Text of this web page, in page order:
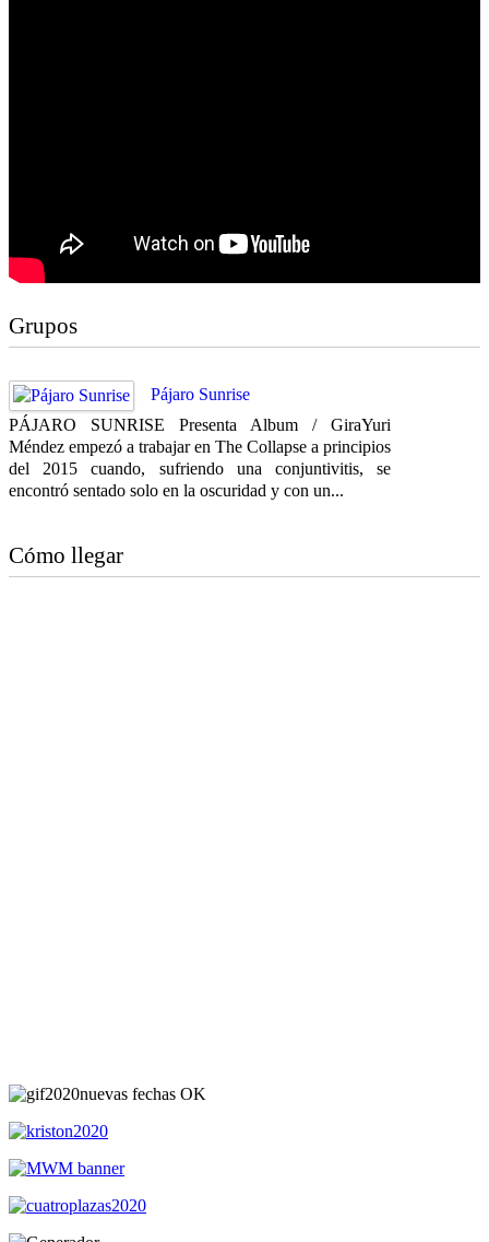
Grupos
Pájaro Sunrise
PÁJARO SUNRISE Presenta Album / GiraYuri
Méndez empezó a trabajar en The Collapse a principios
del 2015 cuando, sufriendo una conjuntivitis, se
encontró sentado solo en la oscuridad y con un...
Cómo llegar